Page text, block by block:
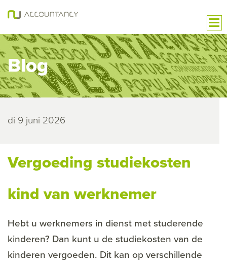
Blog
di 9 juni 2026
Vergoeding studiekosten
kind van werknemer
Hebt u werknemers in dienst met studerende
kinderen? Dan kunt u de studiekosten van de
kinderen vergoeden. Dit kan op verschillende